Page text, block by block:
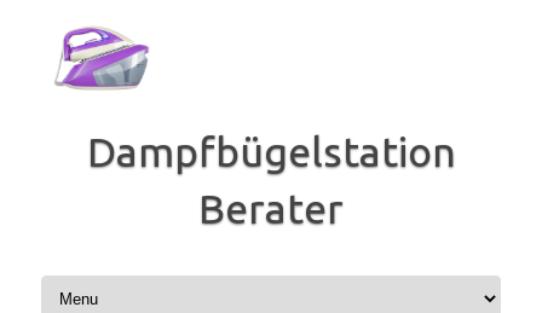
springen
Dampfbügelstation
Berater